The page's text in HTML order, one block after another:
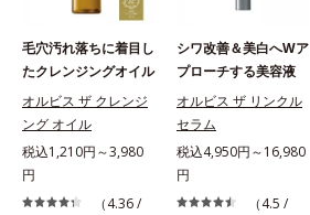
毛穴汚れ落ちに着目し
たクレンジングオイル
オルビス ザ クレンジ
ング オイル
税込1,210円～3,980
円
（4.36 /
シワ改善＆美白へWア
プローチする美容液
オルビス ザ リンクル
セラム
税込4,950円～16,980
円
（4.5 /